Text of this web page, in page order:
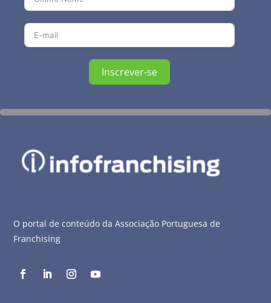
Inscrever-se
O portal de conteúdo da Associação Portuguesa de
Franchising